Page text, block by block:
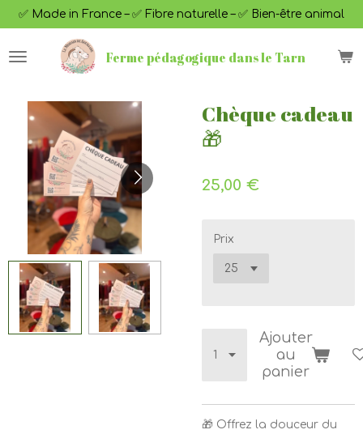
Passer
au
contenu
principal
Ferme pédagogique dans le Tarn
✅ Made in France – ✅ Fibre naturelle – ✅ Bien-être animal
Chèque cadeau
🎁
25,00 €
Prix
Ajouter
au
panier
🎁 Offrez la douceur du